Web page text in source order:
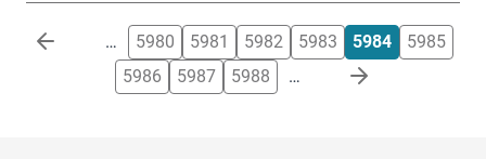
Paginación … 5980 5981 5982 5983 5984
5985
5986
5987 5988 …